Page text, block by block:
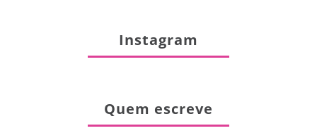
Instagram
Quem escreve